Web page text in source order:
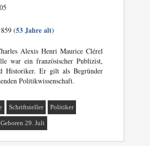
(53 Jahre alt)
Alexis Henri Maurice Clérel
war ein französischer Publizist,
Historiker. Er gilt als Begründer
Politikwissenschaft.
Schriftsteller Politiker
Geboren 29. Juli